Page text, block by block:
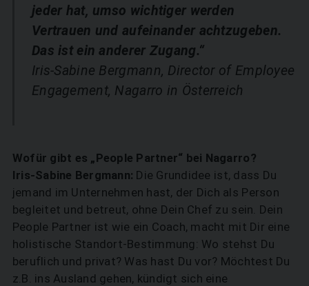
jeder hat, umso wichtiger werden
Vertrauen und aufeinander achtzugeben.
Das ist ein anderer Zugang.“
Iris-Sabine Bergmann, Director of Employee
Engagement, Nagarro in Österreich
Wofür gibt es „People Partner“ bei Nagarro?
Iris-Sabine Bergmann: Die Grundidee ist, dass Du
jemand im Unternehmen hast, der Dich als Person
begleitet und betreut, ohne Dein Chef zu sein. Dein
People Partner ist wie ein Coach, macht mit Dir eine
holistische Standort-Bestimmung: Wo stehst Du
beruflich und privat? Was hast Du vor? Möchtest Du
z.B. ins Ausland gehen, kündigt sich eine